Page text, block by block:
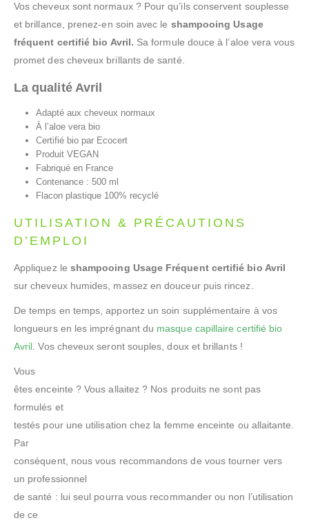
Vos cheveux sont normaux ? Pour qu’ils conservent souplesse
et brillance, prenez-en soin avec le shampooing Usage
fréquent certifié bio Avril. Sa formule douce à l’aloe vera vous
promet des cheveux brillants de santé.
La qualité Avril
Adapté aux cheveux normaux
À l’aloe vera bio
Certifié bio par Ecocert
Produit VEGAN
Fabriqué en France
Contenance : 500 ml
Flacon plastique 100% recyclé
UTILISATION & PRÉCAUTIONS
D’EMPLOI
Appliquez le shampooing Usage Fréquent certifié bio Avril
sur cheveux humides, massez en douceur puis rincez.
De temps en temps, apportez un soin supplémentaire à vos
longueurs en les imprégnant du masque capillaire certifié bio
Avril . Vos cheveux seront souples, doux et brillants !
Vous
êtes enceinte ? Vous allaitez ? Nos produits ne sont pas
formulés et
testés pour une utilisation chez la femme enceinte ou allaitante.
Par
conséquent, nous vous recommandons de vous tourner vers
un professionnel
de santé : lui seul pourra vous recommander ou non l’utilisation
de ce